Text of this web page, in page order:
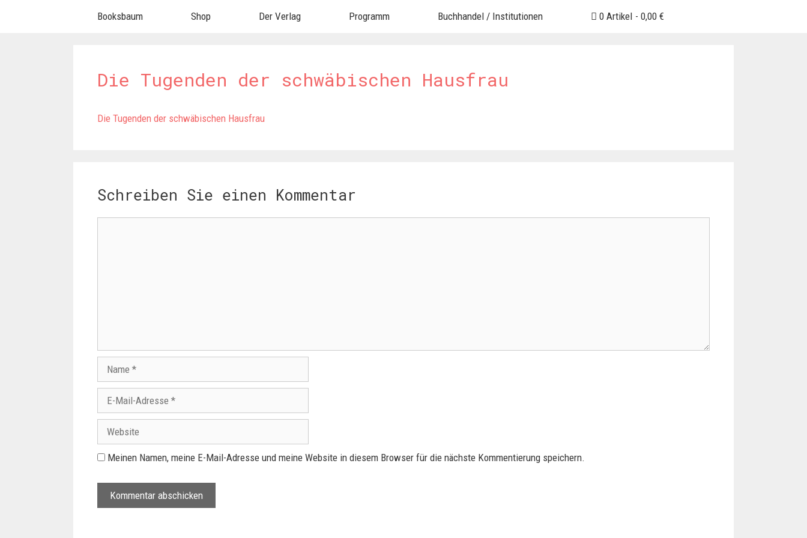
Booksbaum Shop Der Verlag Programm Buchhandel / Institutionen 0 Artikel 0,00 €
Die Tugenden der schwäbischen Hausfrau
Die Tugenden der schwäbischen Hausfrau
Schreiben Sie einen Kommentar
Meinen Namen, meine E-Mail-Adresse und meine Website in diesem Browser für die nächste Kommentierung speichern.